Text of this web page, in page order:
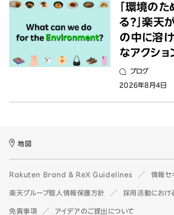
ブログ
2026年8月4日
「環境の
る？」楽天
の中に溶
なアクショ
地図
Rakuten Brand & ReX Guidelines 情報セ
楽天グループ個人情報保護方針 採用活動におけ
免責事項 アイデアのご提出について